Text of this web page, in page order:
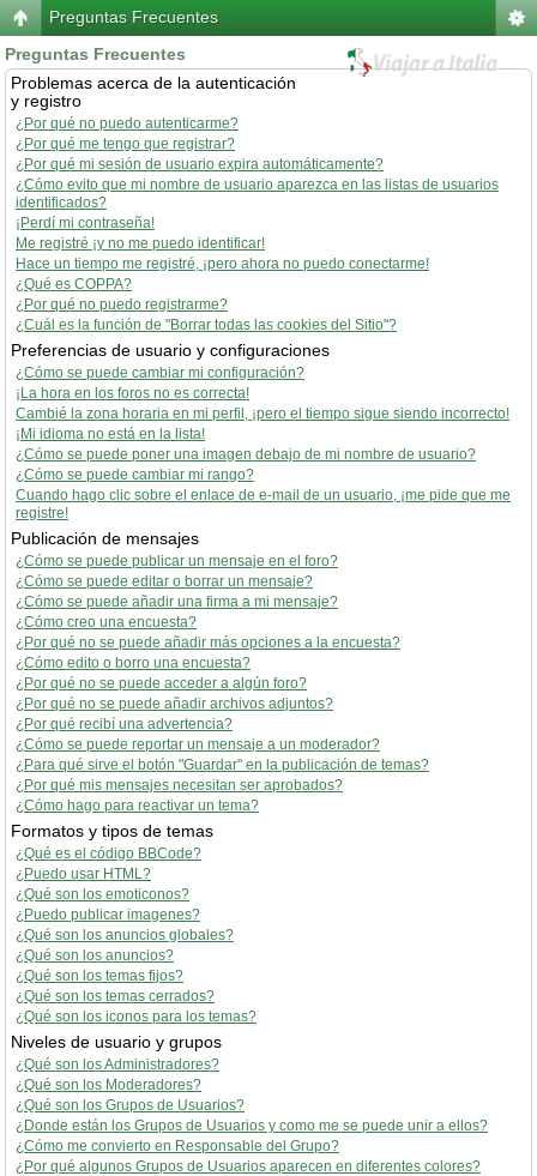
Preguntas Frecuentes
Preguntas Frecuentes
Problemas acerca de la autenticación
y registro
¿Por qué no puedo autenticarme?
¿Por qué me tengo que registrar?
¿Por qué mi sesión de usuario expira automáticamente?
¿Cómo evito que mi nombre de usuario aparezca en las listas de usuarios
identificados?
¡Perdí mi contraseña!
Me registré ¡y no me puedo identificar!
Hace un tiempo me registré, ¡pero ahora no puedo conectarme!
¿Qué es COPPA?
¿Por qué no puedo registrarme?
¿Cuál es la función de "Borrar todas las cookies del Sitio"?
Preferencias de usuario y configuraciones
¿Cómo se puede cambiar mi configuración?
¡La hora en los foros no es correcta!
Cambié la zona horaria en mi perfil, ¡pero el tiempo sigue siendo incorrecto!
¡Mi idioma no está en la lista!
¿Cómo se puede poner una imagen debajo de mi nombre de usuario?
¿Cómo se puede cambiar mi rango?
Cuando hago clic sobre el enlace de e-mail de un usuario, ¡me pide que me
registre!
Publicación de mensajes
¿Cómo se puede publicar un mensaje en el foro?
¿Cómo se puede editar o borrar un mensaje?
¿Cómo se puede añadir una firma a mi mensaje?
¿Cómo creo una encuesta?
¿Por qué no se puede añadir más opciones a la encuesta?
¿Cómo edito o borro una encuesta?
¿Por qué no se puede acceder a algún foro?
¿Por qué no se puede añadir archivos adjuntos?
¿Por qué recibí una advertencia?
¿Cómo se puede reportar un mensaje a un moderador?
¿Para qué sirve el botón "Guardar" en la publicación de temas?
¿Por qué mis mensajes necesitan ser aprobados?
¿Cómo hago para reactivar un tema?
Formatos y tipos de temas
¿Qué es el código BBCode?
¿Puedo usar HTML?
¿Qué son los emoticonos?
¿Puedo publicar imagenes?
¿Qué son los anuncios globales?
¿Qué son los anuncios?
¿Qué son los temas fijos?
¿Qué son los temas cerrados?
¿Qué son los iconos para los temas?
Niveles de usuario y grupos
¿Qué son los Administradores?
¿Qué son los Moderadores?
¿Qué son los Grupos de Usuarios?
¿Donde están los Grupos de Usuarios y como me se puede unir a ellos?
¿Cómo me convierto en Responsable del Grupo?
¿Por qué algunos Grupos de Usuarios aparecen en diferentes colores?